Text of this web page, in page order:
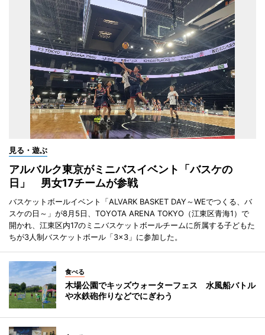
見る・遊ぶ
アルバルク東京がミニバスイベント「バスケの
日」 男女17チームが参戦
バスケットボールイベント「ALVARK BASKET DAY～WEでつくる、バ
スケの日～」が8月5日、TOYOTA ARENA TOKYO（江東区青海1）で
開かれ、江東区内17のミニバスケットボールチームに所属する子どもた
ちが3人制バスケットボール「3×3」に参加した。
食べる
木場公園でキッズウォーターフェス 水風船バトル
や水鉄砲作りなどでにぎわう